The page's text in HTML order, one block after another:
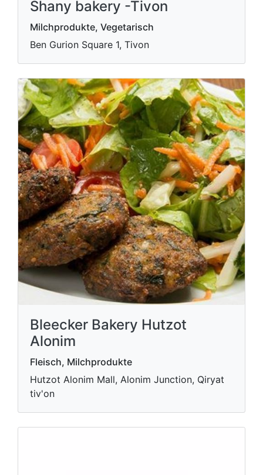
Shany bakery -Tivon
Milchprodukte, Vegetarisch
Ben Gurion Square 1, Tivon
Bleecker Bakery Hutzot
Alonim
Fleisch, Milchprodukte
Hutzot Alonim Mall, Alonim Junction, Qiryat
tiv'on